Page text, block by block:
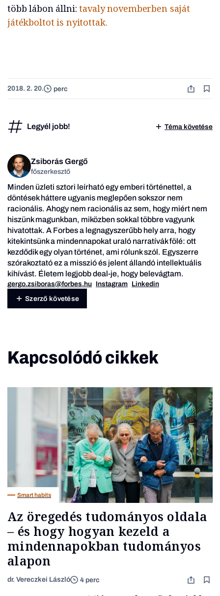
több lábon állni:tavaly novemberben saját
játékboltot is nyitottak.
2018. 2. 20. perc
Legyél jobb! Téma követése
Zsiborás Gergő
főszerkesztő
Minden üzleti sztori leírható egy emberi történettel, a
döntések háttere ugyanis meglepően sokszor nem
racionális. Ahogy nem racionális az sem, hogy miért nem
hiszünk magunkban, miközben sokkal többre vagyunk
hivatottak. A Forbes a legnagyszerűbb hely arra, hogy
kitekintsünk a mindennapokat uraló narratívák fölé: ott
kezdődik egy olyan történet, ami rólunk szól. Egyszerre
szórakoztató ez a misszió és jelent állandó intellektuális
kihívást. Életem legjobb deal-je, hogy belevágtam.
gergo.zsiboras@forbes.hu Instagram Linkedin
Szerző követése
Kapcsolódó cikkek
Smart habits
Az öregedés tudományos oldala
– és hogy hogyan kezeld a
mindennapokban tudományos
alapon
dr. Vereczkei László 4 perc